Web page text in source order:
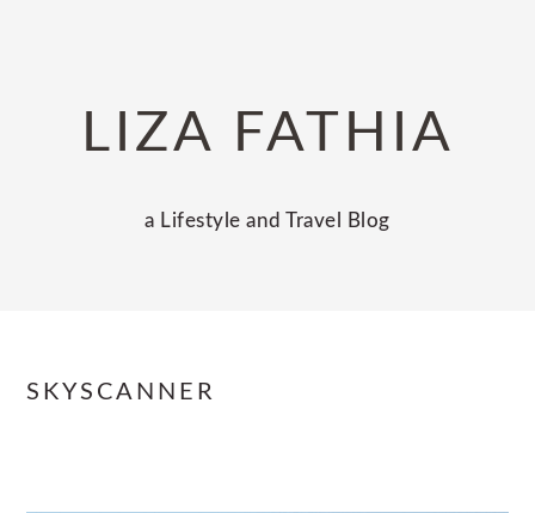
navigationLIZA FATHIA
a Lifestyle and Travel Blog
SKYSCANNER